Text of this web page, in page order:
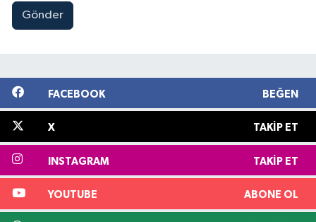
Gönder
FACEBOOK BEĞEN
X TAKIP ET
INSTAGRAM TAKIP ET
YOUTUBE ABONE OL